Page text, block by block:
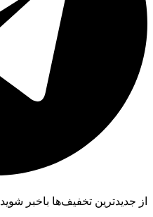
از جدیدترین تخفیف‌ها باخبر شوید